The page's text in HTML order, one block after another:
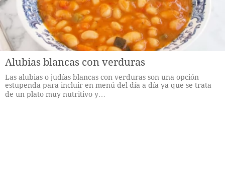
Alubias blancas con verduras
Las alubias o judías blancas con verduras son una opción
estupenda para incluir en menú del día a día ya que se trata
de un plato muy nutritivo y…